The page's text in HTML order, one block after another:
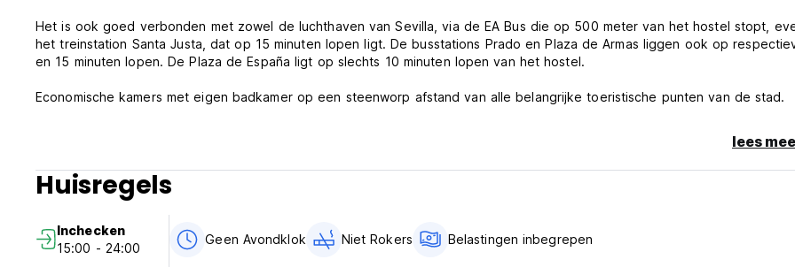
Het is ook goed verbonden met zowel de luchthaven van Sevilla, via de EA Bus die op 500 meter van het hostel stopt,
het treinstation Santa Justa, dat op 15 minuten lopen ligt. De busstations Prado en Plaza de Armas liggen ook op
en 15 minuten lopen. De Plaza de España ligt op slechts 10 minuten lopen van het hostel.
Economische kamers met eigen badkamer op een steenworp afstand van alle belangrijke toeristische punten van de stad.
lees
Huisregels
Inchecken
15:00 - 24:00
Geen Avondklok Niet Rokers Belastingen inbegrepen